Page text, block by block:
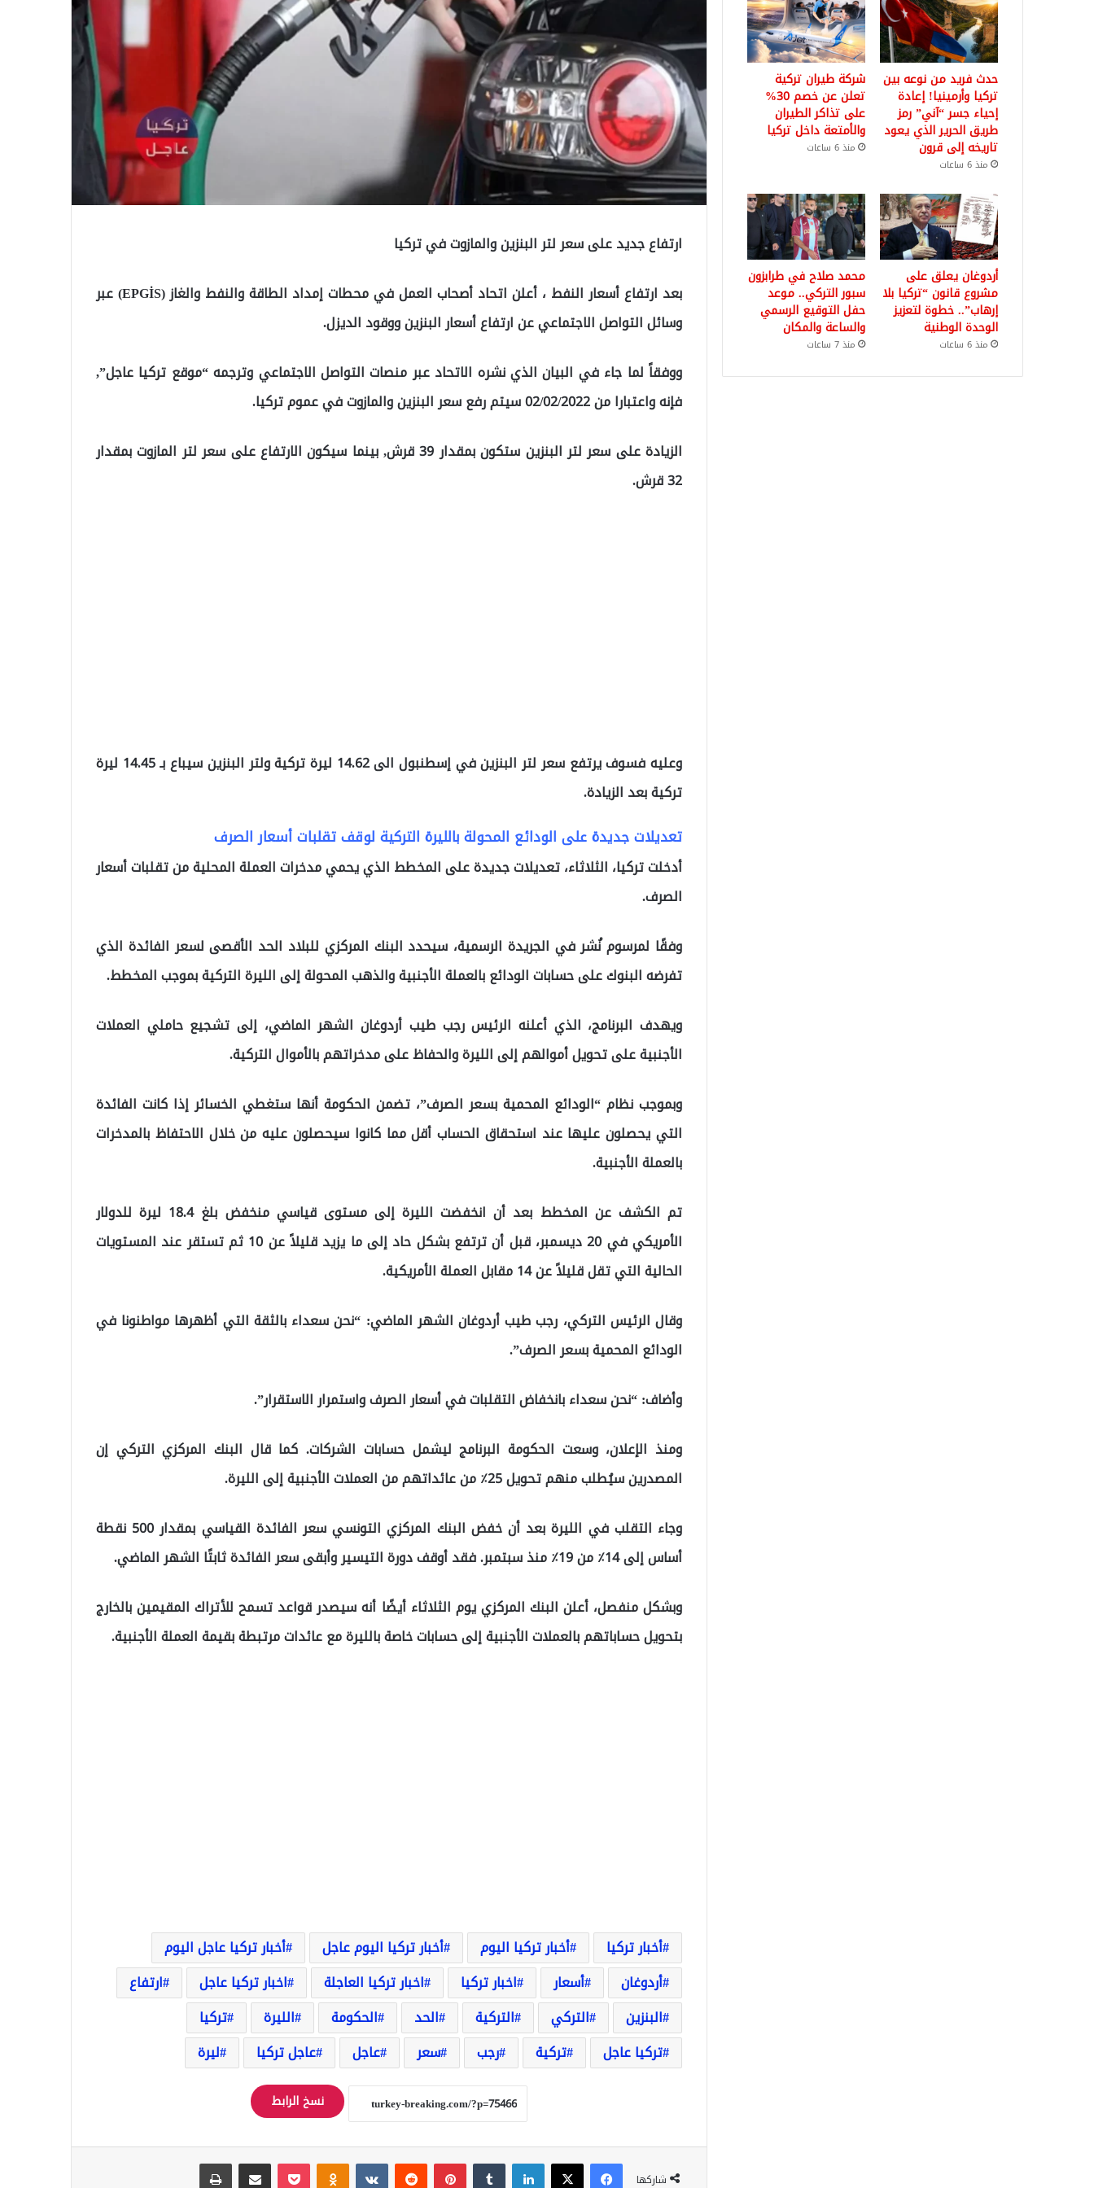
ارتفاع جديد على سعر لتر البنزين والمازوت في تركيا
بعد ارتفاع أسعار النفط ، أعلن اتحاد أصحاب العمل في محطات إمداد الطاقة والنفط والغاز (EPGİS) عبر
وسائل التواصل الاجتماعي عن ارتفاع أسعار البنزين ووقود الديزل.
ووفقاً لما جاء في البيان الذي نشره الاتحاد عبر منصات التواصل الاجتماعي وترجمه “موقع تركيا عاجل”,
فإنه واعتبارا من 02/02/2022 سيتم رفع سعر البنزين والمازوت في عموم تركيا.
الزيادة على سعر لتر البنزين ستكون بمقدار 39 قرش, بينما سيكون الارتفاع على سعر لتر المازوت بمقدار
32 قرش.
وعليه فسوف يرتفع سعر لتر البنزين في إسطنبول الى 14.62 ليرة تركية ولتر البنزين سيباع بـ 14.45 ليرة
تركية بعد الزيادة.
تعديلات جديدة على الودائع المحولة بالليرة التركية لوقف تقلبات أسعار الصرف
أدخلت تركيا، الثلاثاء، تعديلات جديدة على المخطط الذي يحمي مدخرات العملة المحلية من تقلبات أسعار
الصرف.
وفقًا لمرسوم نُشر في الجريدة الرسمية، سيحدد البنك المركزي للبلاد الحد الأقصى لسعر الفائدة الذي
تفرضه البنوك على حسابات الودائع بالعملة الأجنبية والذهب المحولة إلى الليرة التركية بموجب المخطط.
ويهدف البرنامج، الذي أعلنه الرئيس رجب طيب أردوغان الشهر الماضي، إلى تشجيع حاملي العملات
الأجنبية على تحويل أموالهم إلى الليرة والحفاظ على مدخراتهم بالأموال التركية.
وبموجب نظام “الودائع المحمية بسعر الصرف”، تضمن الحكومة أنها ستغطي الخسائر إذا كانت الفائدة
التي يحصلون عليها عند استحقاق الحساب أقل مما كانوا سيحصلون عليه من خلال الاحتفاظ بالمدخرات
بالعملة الأجنبية.
تم الكشف عن المخطط بعد أن انخفضت الليرة إلى مستوى قياسي منخفض بلغ 18.4 ليرة للدولار
الأمريكي في 20 ديسمبر، قبل أن ترتفع بشكل حاد إلى ما يزيد قليلاً عن 10 ثم تستقر عند المستويات
الحالية التي تقل قليلاً عن 14 مقابل العملة الأمريكية.
وقال الرئيس التركي، رجب طيب أردوغان الشهر الماضي: “نحن سعداء بالثقة التي أظهرها مواطنونا في
الودائع المحمية بسعر الصرف”.
وأضاف: “نحن سعداء بانخفاض التقلبات في أسعار الصرف واستمرار الاستقرار”.
ومنذ الإعلان، وسعت الحكومة البرنامج ليشمل حسابات الشركات. كما قال البنك المركزي التركي إن
المصدرين سيُطلب منهم تحويل 25٪ من عائداتهم من العملات الأجنبية إلى الليرة.
وجاء التقلب في الليرة بعد أن خفض البنك المركزي التونسي سعر الفائدة القياسي بمقدار 500 نقطة
أساس إلى 14٪ من 19٪ منذ سبتمبر. فقد أوقف دورة التيسير وأبقى سعر الفائدة ثابتًا الشهر الماضي.
وبشكل منفصل، أعلن البنك المركزي يوم الثلاثاء أيضًا أنه سيصدر قواعد تسمح للأتراك المقيمين بالخارج
بتحويل حساباتهم بالعملات الأجنبية إلى حسابات خاصة بالليرة مع عائدات مرتبطة بقيمة العملة الأجنبية.
أخبار تركيا أخبار تركيا اليوم أخبار تركيا اليوم عاجل
أخبار تركيا عاجل اليوم
أردوغان
أسعار اخبار تركيا اخبار تركيا العاجلة اخبار تركيا عاجل
ارتفاع
البنزين
التركي التركية الحد الحكومة الليرة
تركيا
تركيا عاجل
تركية رجب سعر عاجل عاجل تركيا ليرة
نسخ الرابط
شاركها
فيسبوك‫X لينكدإن بينتيريست Odnoklassniki
‫Pocket مشاركة عبر البريد طباعة
حدث فريد من نوعه بين
تركيا وأرمينيا! إعادة
إحياء جسر “آني” رمز
طريق الحرير الذي يعود
تاريخه إلى قرون
منذ 6 ساعات
شركة طيران تركية
تعلن عن خصم 30%
على تذاكر الطيران
والأمتعة داخل تركيا
منذ 6 ساعات
أردوغان يعلق على
مشروع قانون “تركيا بلا
إرهاب”.. خطوة لتعزيز
الوحدة الوطنية
منذ 6 ساعات
محمد صلاح في طرابزون
سبور التركي.. موعد
حفل التوقيع الرسمي
والساعة والمكان
منذ 7 ساعات